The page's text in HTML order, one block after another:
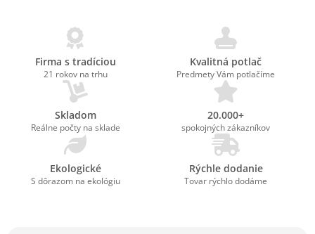
Firma s tradíciou
21 rokov na trhu
Kvalitná potlač
Predmety Vám potlačíme
Skladom
Reálne počty na sklade
20.000+
spokojných zákazníkov
Ekologické
S dôrazom na ekológiu
Rýchle dodanie
Tovar rýchlo dodáme